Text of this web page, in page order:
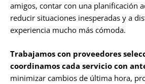
amigos, contar con una planificación
reducir situaciones inesperadas y a
experiencia mucho más cómoda.
Trabajamos con proveedores
coordinamos cada servicio con
minimizar cambios de última hora,